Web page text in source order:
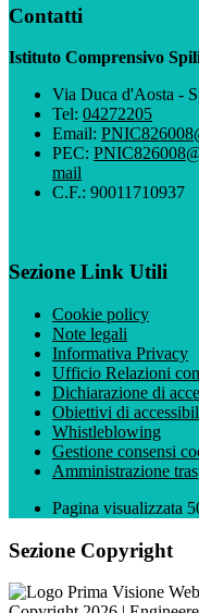
Contatti
Istituto Comprensivo
Via Duca d'Aosta -
Tel: 04272205
Email:
PEC:
mail
C.F.: 90011710937
Sezione Link Utili
Cookie policy
Note legali
Informativa Privacy
Ufficio Relazioni
Dichiarazione di
Obiettivi di
Whistleblowing
Gestione consensi
Amministrazione
Pagina visualizzata
Sezione Copyright